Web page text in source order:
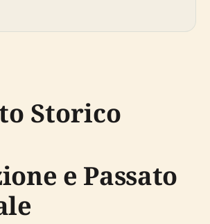
Storico
e Passato